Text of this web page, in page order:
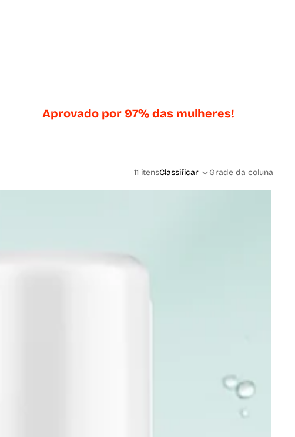
Aprovado por 97% das mulheres!
11 itensClassificar Grade da coluna